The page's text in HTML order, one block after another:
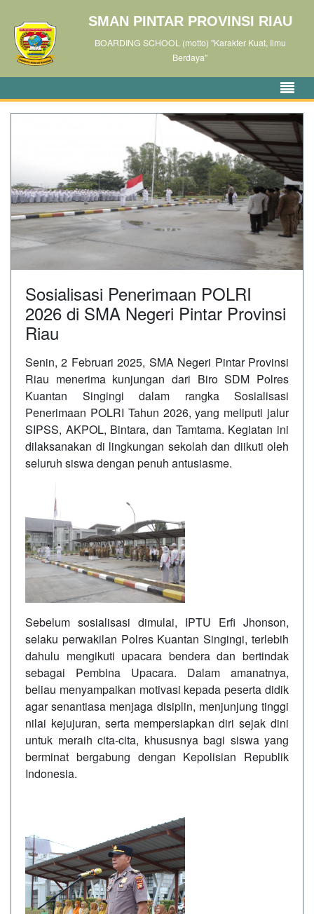
SMAN PINTAR PROVINSI RIAU
BOARDING SCHOOL (motto) "Karakter Kuat, Ilmu
Berdaya"
Sosialisasi Penerimaan POLRI
2026 di SMA Negeri Pintar Provinsi
Riau
Senin, 2 Februari 2025, SMA Negeri Pintar Provinsi
Riau menerima kunjungan dari Biro SDM Polres
Kuantan Singingi dalam rangka Sosialisasi
Penerimaan POLRI Tahun 2026, yang meliputi jalur
SIPSS, AKPOL, Bintara, dan Tamtama. Kegiatan ini
dilaksanakan di lingkungan sekolah dan diikuti oleh
seluruh siswa dengan penuh antusiasme.
Sebelum sosialisasi dimulai, IPTU Erfi Jhonson,
selaku perwakilan Polres Kuantan Singingi, terlebih
dahulu mengikuti upacara bendera dan bertindak
sebagai Pembina Upacara. Dalam amanatnya,
beliau menyampaikan motivasi kepada peserta didik
agar senantiasa menjaga disiplin, menjunjung tinggi
nilai kejujuran, serta mempersiapkan diri sejak dini
untuk meraih cita-cita, khususnya bagi siswa yang
berminat bergabung dengan Kepolisian Republik
Indonesia.